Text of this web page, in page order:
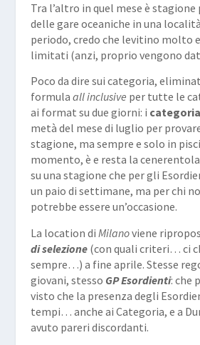
Tra l’altro in quel mese è stagione
delle gare oceaniche in una
periodo, credo che levitino molto
limitati (anzi, proprio vengono
Poco da dire sui categoria,
formula all inclusive per tutte le
ai format su due giorni: i categoria
metà del mese di luglio per
stagione, ma sempre e solo in
momento, è e resta la
su una stagione che per gli
un paio di settimane, ma per chi
potrebbe essere un’occasione.
La location di Milanoviene
di selezione (con quali criteri… ci
sempre…) a fine aprile. Stesse
giovani, stesso GP Esordienti: che
visto che la presenza degli
tempi… anche ai Categoria, e a
avuto pareri discordanti.